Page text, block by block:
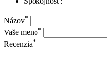
Názov*
Vaše meno*
Recenzia*